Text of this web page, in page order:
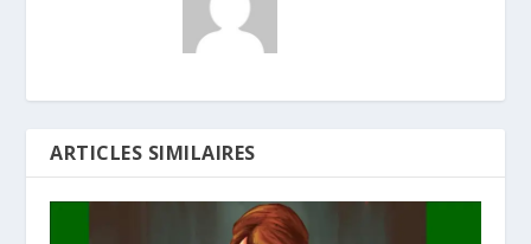
ARTICLES SIMILAIRES